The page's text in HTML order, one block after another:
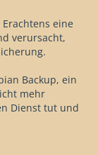
eine
verursacht,
Backup, ein
mehr
Dienst tut und